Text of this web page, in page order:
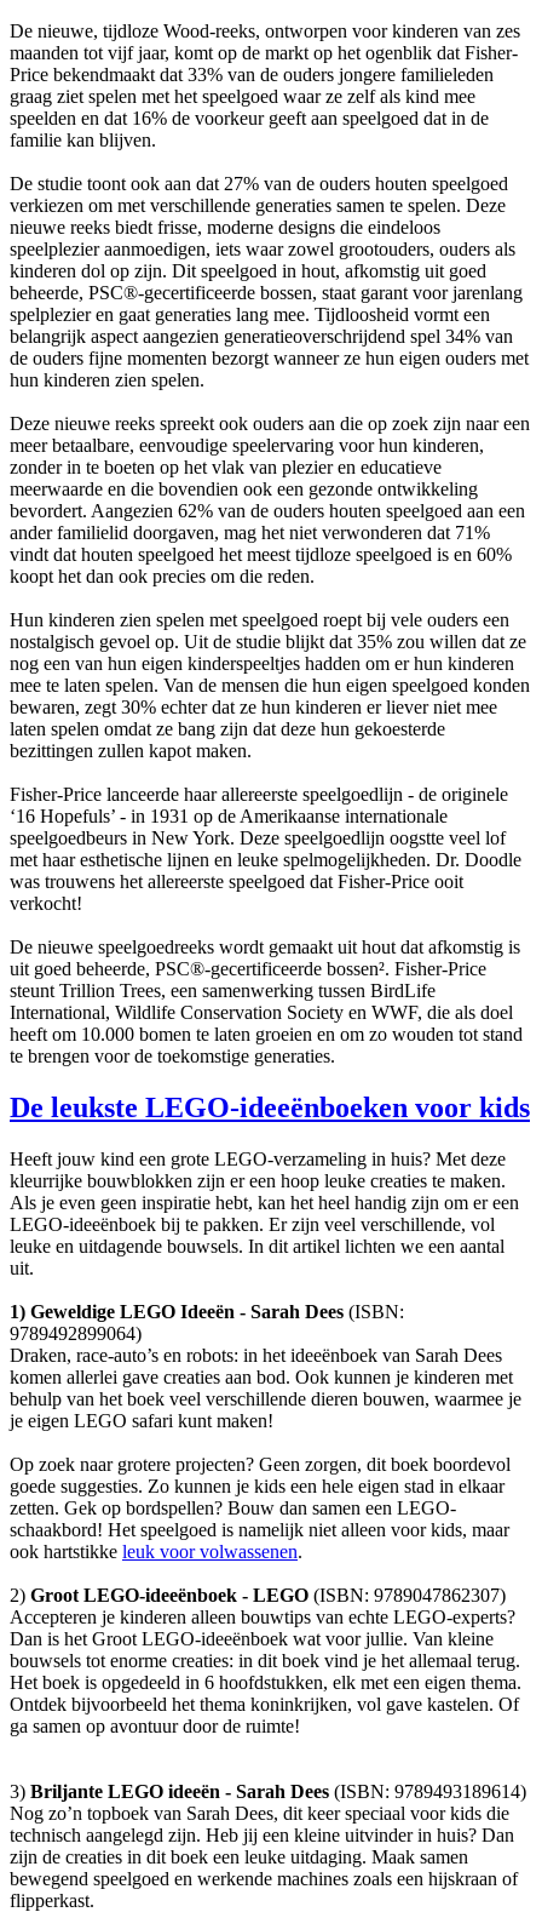
De nieuwe, tijdloze Wood-reeks, ontworpen voor kinderen van zes
maanden tot vijf jaar, komt op de markt op het ogenblik dat Fisher-
Price bekendmaakt dat 33% van de ouders jongere familieleden
graag ziet spelen met het speelgoed waar ze zelf als kind mee
speelden en dat 16% de voorkeur geeft aan speelgoed dat in de
familie kan blijven.
De studie toont ook aan dat 27% van de ouders houten speelgoed
verkiezen om met verschillende generaties samen te spelen. Deze
nieuwe reeks biedt frisse, moderne designs die eindeloos
speelplezier aanmoedigen, iets waar zowel grootouders, ouders als
kinderen dol op zijn. Dit speelgoed in hout, afkomstig uit goed
beheerde, PSC®-gecertificeerde bossen, staat garant voor jarenlang
spelplezier en gaat generaties lang mee. Tijdloosheid vormt een
belangrijk aspect aangezien generatieoverschrijdend spel 34% van
de ouders fijne momenten bezorgt wanneer ze hun eigen ouders met
hun kinderen zien spelen.
Deze nieuwe reeks spreekt ook ouders aan die op zoek zijn naar een
meer betaalbare, eenvoudige speelervaring voor hun kinderen,
zonder in te boeten op het vlak van plezier en educatieve
meerwaarde en die bovendien ook een gezonde ontwikkeling
bevordert. Aangezien 62% van de ouders houten speelgoed aan een
ander familielid doorgaven, mag het niet verwonderen dat 71%
vindt dat houten speelgoed het meest tijdloze speelgoed is en 60%
koopt het dan ook precies om die reden.
Hun kinderen zien spelen met speelgoed roept bij vele ouders een
nostalgisch gevoel op. Uit de studie blijkt dat 35% zou willen dat ze
nog een van hun eigen kinderspeeltjes hadden om er hun kinderen
mee te laten spelen. Van de mensen die hun eigen speelgoed konden
bewaren, zegt 30% echter dat ze hun kinderen er liever niet mee
laten spelen omdat ze bang zijn dat deze hun gekoesterde
bezittingen zullen kapot maken.
Fisher-Price lanceerde haar allereerste speelgoedlijn - de originele
‘16 Hopefuls’ - in 1931 op de Amerikaanse internationale
speelgoedbeurs in New York. Deze speelgoedlijn oogstte veel lof
met haar esthetische lijnen en leuke spelmogelijkheden. Dr. Doodle
was trouwens het allereerste speelgoed dat Fisher-Price ooit
verkocht!
De nieuwe speelgoedreeks wordt gemaakt uit hout dat afkomstig is
uit goed beheerde, PSC®-gecertificeerde bossen². Fisher-Price
steunt Trillion Trees, een samenwerking tussen BirdLife
International, Wildlife Conservation Society en WWF, die als doel
heeft om 10.000 bomen te laten groeien en om zo wouden tot stand
te brengen voor de toekomstige generaties.
De leukste LEGO-ideeënboeken voor kids
Heeft jouw kind een grote LEGO-verzameling in huis? Met deze
kleurrijke bouwblokken zijn er een hoop leuke creaties te maken.
Als je even geen inspiratie hebt, kan het heel handig zijn om er een
LEGO-ideeënboek bij te pakken. Er zijn veel verschillende, vol
leuke en uitdagende bouwsels. In dit artikel lichten we een aantal
uit.
1) Geweldige LEGO Ideeën - Sarah Dees (ISBN:
9789492899064)
Draken, race-auto’s en robots: in het ideeënboek van Sarah Dees
komen allerlei gave creaties aan bod. Ook kunnen je kinderen met
behulp van het boek veel verschillende dieren bouwen, waarmee je
je eigen LEGO safari kunt maken!
Op zoek naar grotere projecten? Geen zorgen, dit boek boordevol
goede suggesties. Zo kunnen je kids een hele eigen stad in elkaar
zetten. Gek op bordspellen? Bouw dan samen een LEGO-
schaakbord! Het speelgoed is namelijk niet alleen voor kids, maar
ook hartstikke leuk voor volwassenen.
2) Groot LEGO-ideeënboek - LEGO (ISBN: 9789047862307)
Accepteren je kinderen alleen bouwtips van echte LEGO-experts?
Dan is het Groot LEGO-ideeënboek wat voor jullie. Van kleine
bouwsels tot enorme creaties: in dit boek vind je het allemaal terug.
Het boek is opgedeeld in 6 hoofdstukken, elk met een eigen thema.
Ontdek bijvoorbeeld het thema koninkrijken, vol gave kastelen. Of
ga samen op avontuur door de ruimte!
3) Briljante LEGO ideeën - Sarah Dees (ISBN: 9789493189614)
Nog zo’n topboek van Sarah Dees, dit keer speciaal voor kids die
technisch aangelegd zijn. Heb jij een kleine uitvinder in huis? Dan
zijn de creaties in dit boek een leuke uitdaging. Maak samen
bewegend speelgoed en werkende machines zoals een hijskraan of
flipperkast.